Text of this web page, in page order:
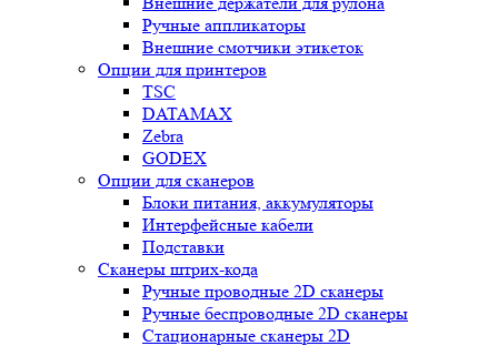
Ручные аппликаторы
Внешние смотчики этикеток
Опции для принтеров
TSC
DATAMAX
Zebra
GODEX
Опции для сканеров
Блоки питания, аккумуляторы
Интерфейсные кабели
Подставки
Сканеры штрих-кода
Ручные проводные 2D сканеры
Ручные беспроводные 2D сканеры
Стационарные сканеры 2D